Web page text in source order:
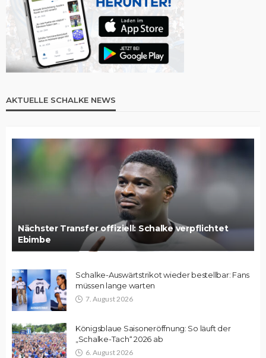
AKTUELLE SCHALKE NEWS
Nächster Transfer offiziell: Schalke verpflichtet
Ebimbe
Schalke-Auswärtstrikot wieder bestellbar: Fans
müssen lange warten
7. August 2026
Königsblaue Saisoneröffnung: So läuft der
„Schalke-Tach“ 2026 ab
6. August 2026